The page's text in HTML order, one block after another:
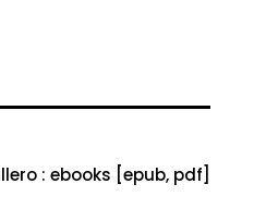
: ebooks [epub, pdf]